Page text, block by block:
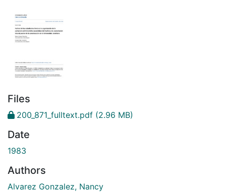
Files
200_871_fulltext.pdf (2.96 MB)
Date
1983
Authors
Alvarez Gonzalez, Nancy